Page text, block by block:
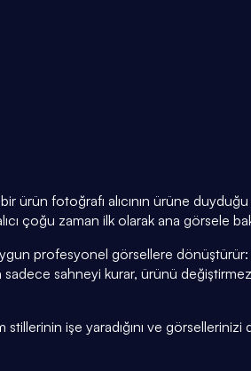
bir ürün fotoğrafı alıcının ürüne
çoğu zaman ilk olarak ana görsele
profesyonel görsellere
sahneyi kurar, ürünü
işe yaradığını ve görsellerinizi